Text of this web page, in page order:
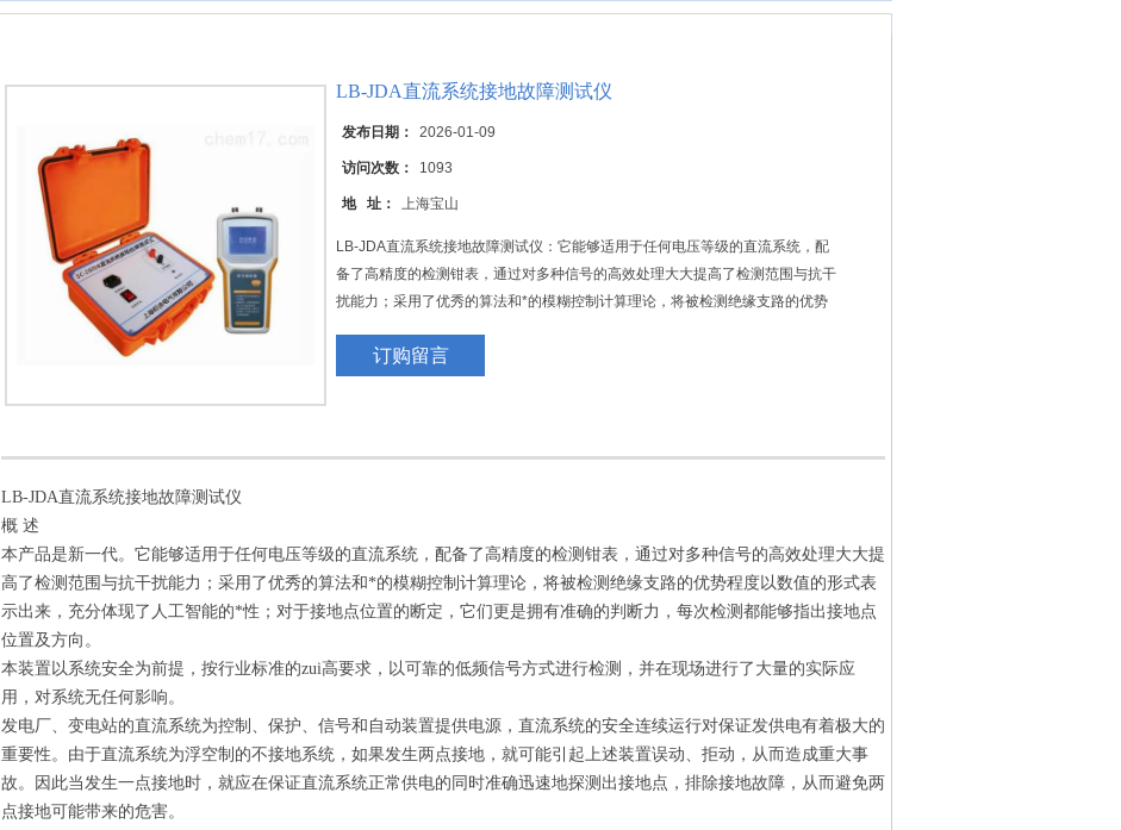
LB-JDA直流系统接地故障测试仪
发布日期： 2026-01-09
访问次数： 1093
地 址： 上海宝山
LB-JDA直流系统接地故障测试仪：它能够适用于任何电压等级的直流系统，配
备了高精度的检测钳表，通过对多种信号的高效处理大大提高了检测范围与抗干
扰能力；采用了优秀的算法和*的模糊控制计算理论，将被检测绝缘支路的优势
订购留言
LB-JDA直流系统接地故障测试仪
概 述
本产品是新一代。它能够适用于任何电压等级的直流系统，配备了高精度的检测钳表，通过对多种信号的高效处理大大提
高了检测范围与抗干扰能力；采用了优秀的算法和*的模糊控制计算理论，将被检测绝缘支路的优势程度以数值的形式表
示出来，充分体现了人工智能的*性；对于接地点位置的断定，它们更是拥有准确的判断力，每次检测都能够指出接地点
位置及方向。
本装置以系统安全为前提，按行业标准的zui高要求，以可靠的低频信号方式进行检测，并在现场进行了大量的实际应
用，对系统无任何影响。
发电厂、变电站的直流系统为控制、保护、信号和自动装置提供电源，直流系统的安全连续运行对保证发供电有着极大的
重要性。由于直流系统为浮空制的不接地系统，如果发生两点接地，就可能引起上述装置误动、拒动，从而造成重大事
故。因此当发生一点接地时，就应在保证直流系统正常供电的同时准确迅速地探测出接地点，排除接地故障，从而避免两
点接地可能带来的危害。